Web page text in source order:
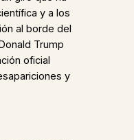
y a los
al borde del
Trump
oficial
y